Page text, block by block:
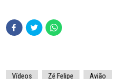
Vídeos Zé Felipe Avião